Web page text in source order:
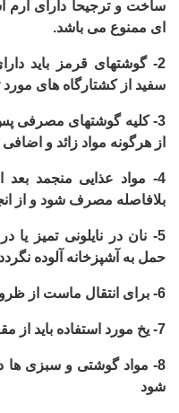
ساخت و ترجیحا دارای آرم
ای ممنوع می باشد.
2-
گوشتهای قرمز باید
سفید از کشتارگاه های
3- کلیه گوشتهای مصرفی پس
از هرگونه مواد زائد و
4-
مواد عذایی منجمد
بلافاصله مصرف شود و از
5-
نان در نایلونی تمیز یا
حمل به آشپزخانه آلوده
6- برای انتقال ماست از
7- یخ مورد استفاده باید از
8-
مواد گوشتی و سبزی ها
شود